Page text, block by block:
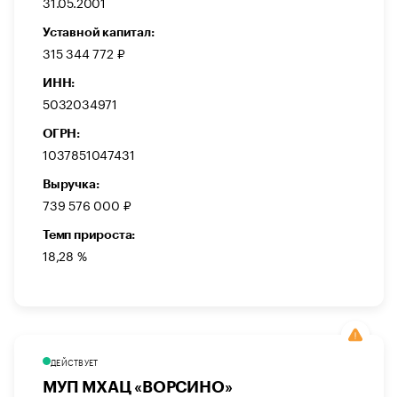
Уставной капитал:
315 344 772 ₽
ИНН:
5032034971
ОГРН:
1037851047431
Выручка:
739 576 000 ₽
Темп прироста:
18,28 %
ДЕЙСТВУЕТ
МУП МХАЦ «ВОРСИНО»